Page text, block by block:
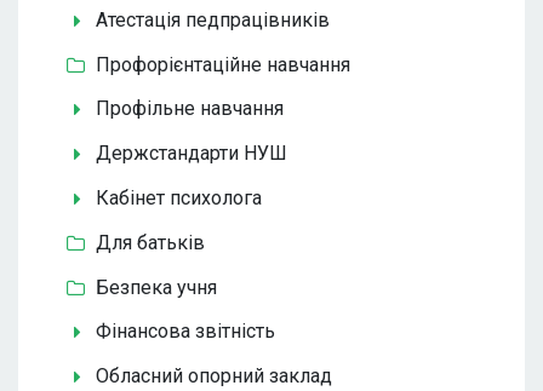
Атестація педпрацівників
Профорієнтаційне навчання
Профільне навчання
Держстандарти НУШ
Кабінет психолога
Для батьків
Безпека учня
Фінансова звітність
Обласний опорний заклад